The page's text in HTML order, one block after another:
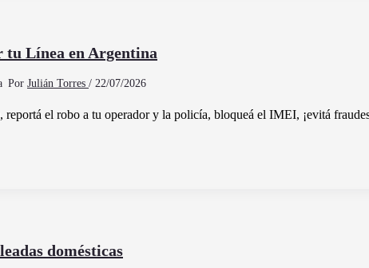
tu Línea en Argentina
Por Julián Torres / 22/07/2026
el robo a tu operador y la policía, bloqueá el IMEI, ¡evitá
domésticas